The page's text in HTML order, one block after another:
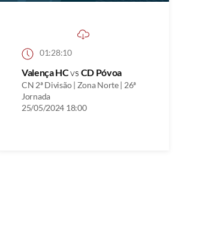
01:28:10
Valença HCvs CD Póvoa
CN 2ª Divisão | Zona Norte | 26ª
Jornada
25/05/2024 18:00